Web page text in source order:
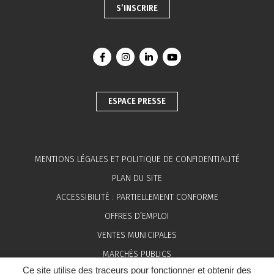
Ce site utilise des traceurs pour fonctionner et obtenir des
S’INSCRIRE
Lien vers le compte Facebook
Lien vers le compte Instagram
Lien vers le compte Linkedin
Lien vers la chaîne
ESPACE PRESSE
MENTIONS LÉGALES ET POLITIQUE DE CONFIDENTIALITÉ
PLAN DU SITE
ACCESSIBILITÉ : PARTIELLEMENT CONFORME
OFFRES D’EMPLOI
VENTES MUNICIPALES
MARCHÉS PUBLICS